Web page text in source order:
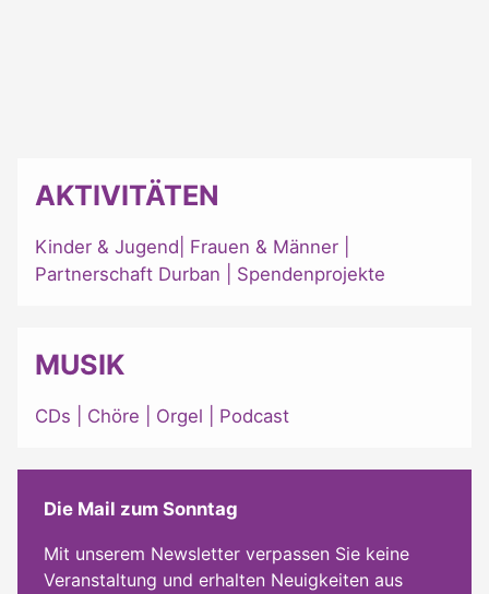
AKTIVITÄTEN
Kinder & Jugend Frauen & Männer
Partnerschaft Durban
Spendenprojekte
MUSIK
CDs Chöre Orgel Podcast
Die Mail zum Sonntag
Mit unserem Newsletter verpassen Sie keine
Veranstaltung und erhalten Neuigkeiten aus